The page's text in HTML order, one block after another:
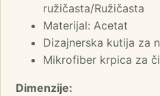
ružičasta/Ružičasta
Materijal: Acetat
Dizajnerska kutija za
Mikrofiber krpica za
Dimenzije: